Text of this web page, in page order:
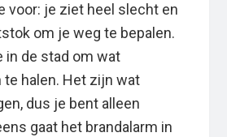
voor: je ziet heel slecht en
om je weg te bepalen.
in de stad om wat
te halen. Het zijn wat
dus je bent alleen
gaat het brandalarm in